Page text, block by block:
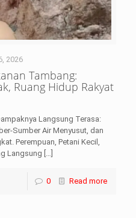
2026
Tambang:
Ruang Hidup Rakyat
Langsung Terasa:
Sumber Air Menyusut, dan
Perempuan, Petani Kecil,
Langsung
0 Read more